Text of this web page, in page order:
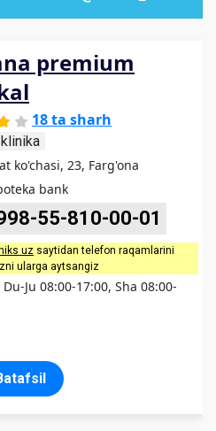
premium
18 ta sharh
ko'chasi, 23, Farg'ona
bank
55-810-00-01
uz saytidan telefon raqamlarini
ularga aytsangiz
Du-Ju 08:00-17:00, Sha 08:00-